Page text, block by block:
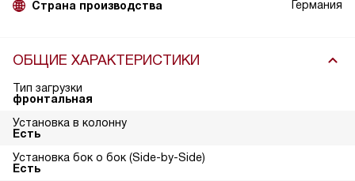
Страна производства Германия
ОБЩИЕ ХАРАКТЕРИСТИКИ
Тип загрузки
фронтальная
Установка в колонну
Есть
Установка бок о бок (Side-by-Side)
Есть